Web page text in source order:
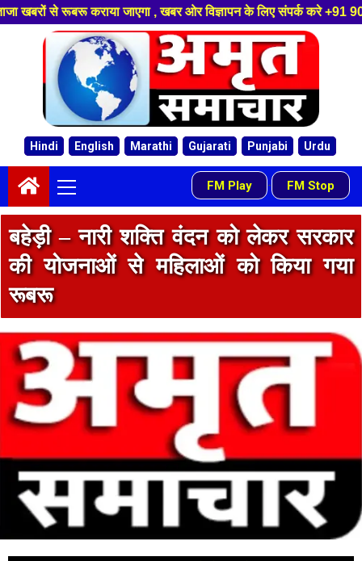
, खबर ओर विज्ञापन के लिए संपर्क करे +91 9058084488 ,हमारे
Hindi English Marathi Gujarati Punjabi Urdu
Menu
FM Play - FM Stop
बहेड़ी – नारी शक्ति वंदन को लेकर सरकार
की योजनाओं से महिलाओं को किया गया
रूबरू